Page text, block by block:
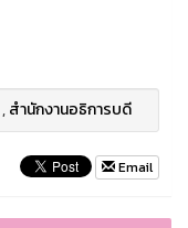
,สำนักงานอธิการบดี
Email